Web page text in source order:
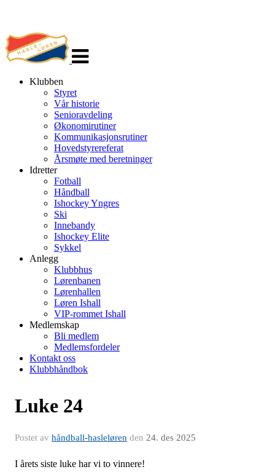
navigasjon
Klubben
Styret
Vår historie
Senioravdeling
Økonomirutiner
Kommunikasjonsrutiner
Hovedstyrereferat
Årsmøte med beretninger
Idretter
Fotball
Håndball
Ishockey Yngres
Ski
Innebandy
Ishockey Elite
Sykkel
Anlegg
Klubbhus
Lørenbanen
Lørenhallen
Løren Ishall
VIP-rommet Ishall
Medlemskap
Bli medlem
Medlemsfordeler
Kontakt oss
Klubbhåndbok
Luke 24
Postet av håndball-hasleløren den 24. des 2025
I årets siste luke har vi to vinnere!